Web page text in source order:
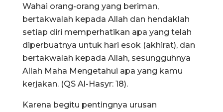
Wahai orang-orang yang beriman,
bertakwalah kepada Allah dan hendaklah
setiap diri memperhatikan apa yang telah
diperbuatnya untuk hari esok (akhirat), dan
bertakwalah kepada Allah, sesungguhnya
Allah Maha Mengetahui apa yang kamu
kerjakan. (QS Al-Hasyr: 18).
Karena begitu pentingnya urusan